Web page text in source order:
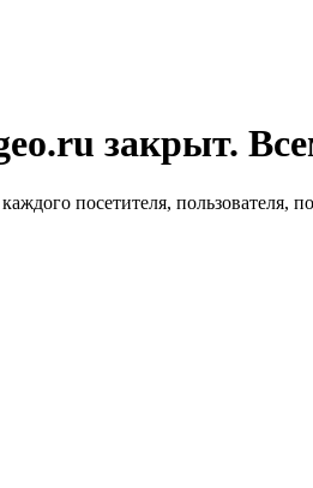
закрыт.
посетителя, пользователя,